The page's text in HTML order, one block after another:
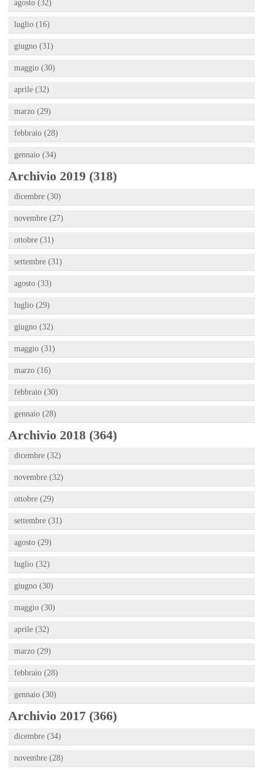
agosto (32)
luglio (16)
giugno (31)
maggio (30)
aprile (32)
marzo (29)
febbraio (28)
gennaio (34)
Archivio 2019 (318)
dicembre (30)
novembre (27)
ottobre (31)
settembre (31)
agosto (33)
luglio (29)
giugno (32)
maggio (31)
marzo (16)
febbraio (30)
gennaio (28)
Archivio 2018 (364)
dicembre (32)
novembre (32)
ottobre (29)
settembre (31)
agosto (29)
luglio (32)
giugno (30)
maggio (30)
aprile (32)
marzo (29)
febbraio (28)
gennaio (30)
Archivio 2017 (366)
dicembre (34)
novembre (28)